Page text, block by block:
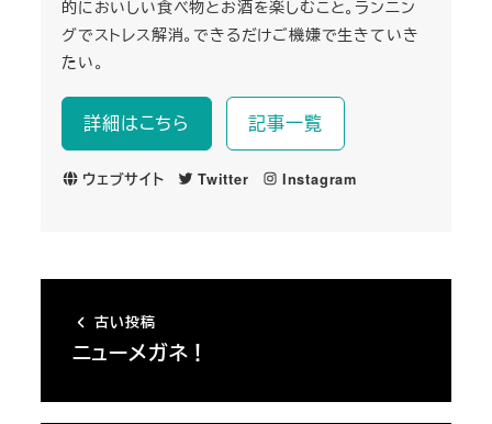
的においしい食べ物とお酒を楽しむこと。ランニン
グでストレス解消。できるだけご機嫌で生きていき
たい。
詳細はこちら 記事一覧
ウェブサイト Twitter Instagram
古い投稿
ニューメガネ！